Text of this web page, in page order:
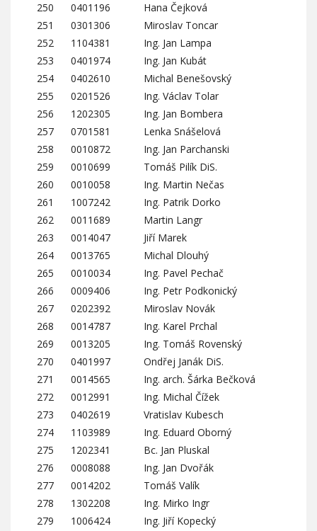
250
0401196
Hana Čejková
251
0301306
Miroslav Toncar
252
1104381
Ing. Jan Lampa
253
0401974
Ing. Jan Kubát
254
0402610
Michal Benešovský
255
0201526
Ing. Václav Tolar
256
1202305
Ing. Jan Bombera
257
0701581
Lenka Snášelová
258
0010872
Ing. Jan Parchanski
259
0010699
Tomáš Pilík DiS.
260
0010058
Ing. Martin Nečas
261
1007242
Ing. Patrik Dorko
262
0011689
Martin Langr
263
0014047
Jiří Marek
264
0013765
Michal Dlouhý
265
0010034
Ing. Pavel Pechač
266
0009406
Ing. Petr Podkonický
267
0202392
Miroslav Novák
268
0014787
Ing. Karel Prchal
269
0013205
Ing. Tomáš Rovenský
270
0401997
Ondřej Janák DiS.
271
0014565
Ing. arch. Šárka Bečková
272
0012991
Ing. Michal Čížek
273
0402619
Vratislav Kubesch
274
1103989
Ing. Eduard Oborný
275
1202341
Bc. Jan Pluskal
276
0008088
Ing. Jan Dvořák
277
0014202
Tomáš Valík
278
1302208
Ing. Mirko Ingr
279
1006424
Ing. Jiří Kopecký